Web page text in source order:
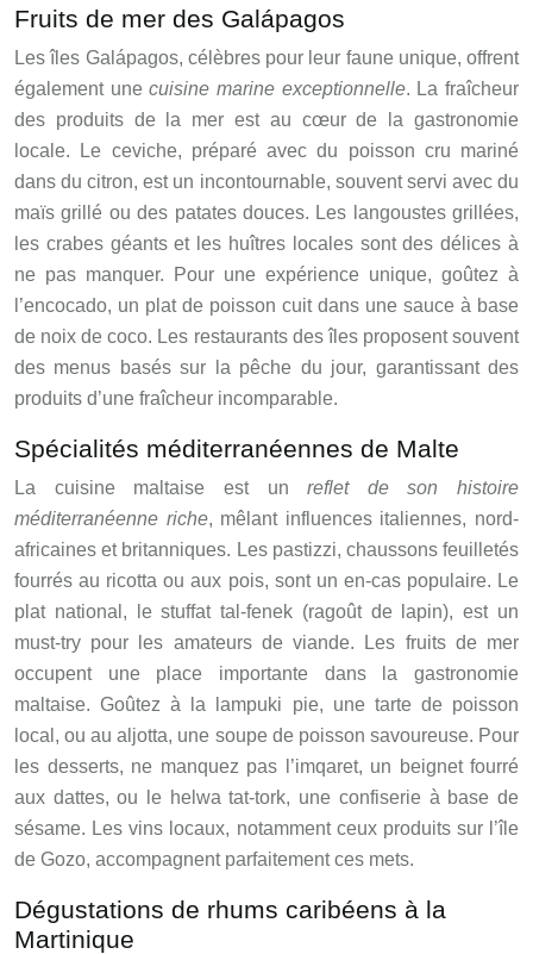
Fruits de mer des Galápagos
Les îles Galápagos, célèbres pour leur faune unique, offrent
également unecuisine marine exceptionnelle. La fraîcheur
des produits de la mer est au cœur de la gastronomie
locale. Le ceviche, préparé avec du poisson cru mariné
dans du citron, est un incontournable, souvent servi avec du
maïs grillé ou des patates douces. Les langoustes grillées,
les crabes géants et les huîtres locales sont des délices à
ne pas manquer. Pour une expérience unique, goûtez à
l’encocado, un plat de poisson cuit dans une sauce à base
de noix de coco. Les restaurants des îles proposent souvent
des menus basés sur la pêche du jour, garantissant des
produits d’une fraîcheur incomparable.
Spécialités méditerranéennes de Malte
La cuisine maltaise est unreflet de son histoire
méditerranéenne riche, mêlant influences italiennes, nord-
africaines et britanniques. Les pastizzi, chaussons feuilletés
fourrés au ricotta ou aux pois, sont un en-cas populaire. Le
plat national, le stuffat tal-fenek (ragoût de lapin), est un
must-try pour les amateurs de viande. Les fruits de mer
occupent une place importante dans la gastronomie
maltaise. Goûtez à la lampuki pie, une tarte de poisson
local, ou au aljotta, une soupe de poisson savoureuse. Pour
les desserts, ne manquez pas l’imqaret, un beignet fourré
aux dattes, ou le helwa tat-tork, une confiserie à base de
sésame. Les vins locaux, notamment ceux produits sur l’île
de Gozo, accompagnent parfaitement ces mets.
Dégustations de rhums caribéens à la
Martinique